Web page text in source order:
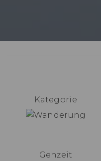
Kategorie
Gehzeit